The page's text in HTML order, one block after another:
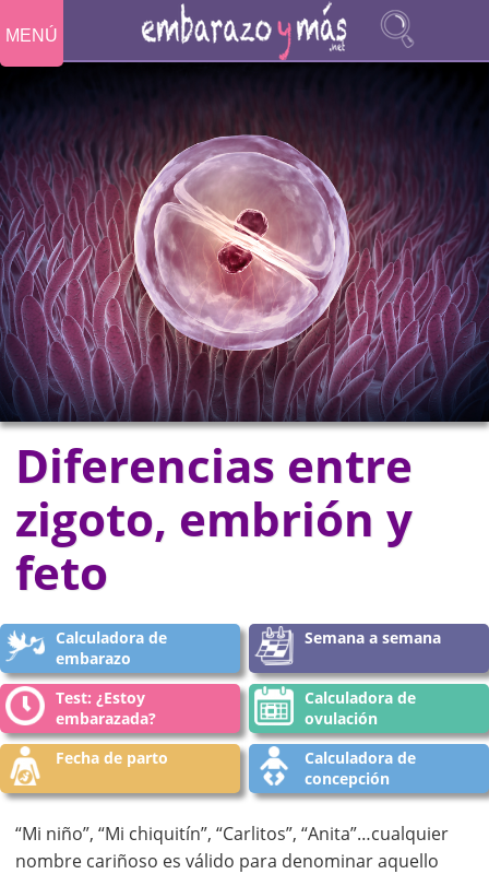
MENÚ
Diferencias entre
zigoto, embrión y
feto
Calculadora de
embarazo
Semana a semana
Test: ¿Estoy
embarazada?
Calculadora de
ovulación
Fecha de parto
Calculadora de
concepción
“Mi niño”, “Mi chiquitín”, “Carlitos”, “Anita”…cualquier
nombre cariñoso es válido para denominar aquello